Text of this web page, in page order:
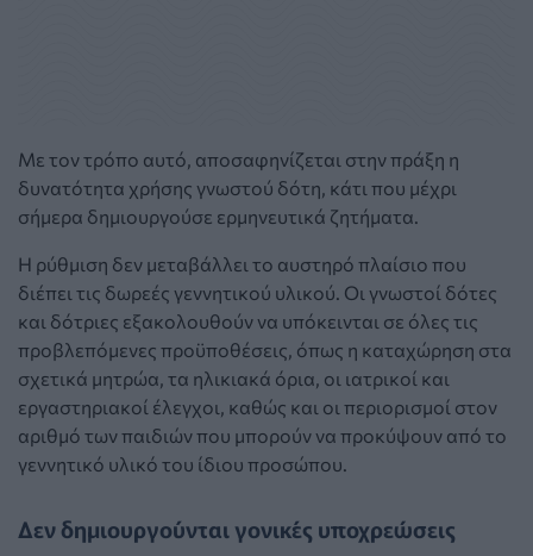
Με τον τρόπο αυτό, αποσαφηνίζεται στην πράξη η
δυνατότητα χρήσης γνωστού δότη, κάτι που μέχρι
σήμερα δημιουργούσε ερμηνευτικά ζητήματα.
Η ρύθμιση δεν μεταβάλλει το αυστηρό πλαίσιο που
διέπει τις δωρεές γεννητικού υλικού. Οι γνωστοί δότες
και δότριες εξακολουθούν να υπόκεινται σε όλες τις
προβλεπόμενες προϋποθέσεις, όπως η καταχώρηση στα
σχετικά μητρώα, τα ηλικιακά όρια, οι ιατρικοί και
εργαστηριακοί έλεγχοι, καθώς και οι περιορισμοί στον
αριθμό των παιδιών που μπορούν να προκύψουν από το
γεννητικό υλικό του ίδιου προσώπου.
Δεν δημιουργούνται γονικές υποχρεώσεις